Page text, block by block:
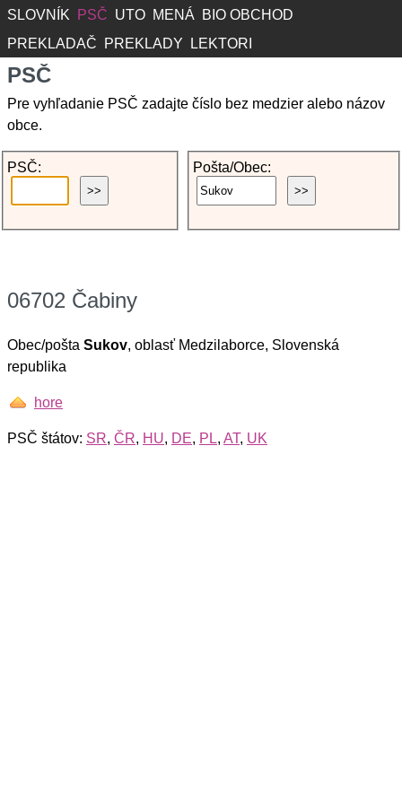
SLOVNÍK PSČ UTO MENÁ
BIO OBCHOD
PREKLADAČ
PREKLADY LEKTORI
PSČ
Pre vyhľadanie PSČ zadajte číslo bez medzier alebo názov
obce.
PSČ: Pošta/Obec:
06702 Čabiny
Obec/pošta Sukov, oblasť Medzilaborce, Slovenská
republika
hore
PSČ štátov: SR, ČR, HU, DE, PL, AT, UK